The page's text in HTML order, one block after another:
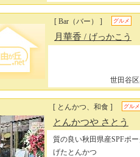
[ Bar（バー） ] グルメ
月華香 / げっかこう
世田谷
[ とんかつ、和食 ] グルメ
とんかつや さとう
質の良い秋田県産SPFポ
げたとんかつ